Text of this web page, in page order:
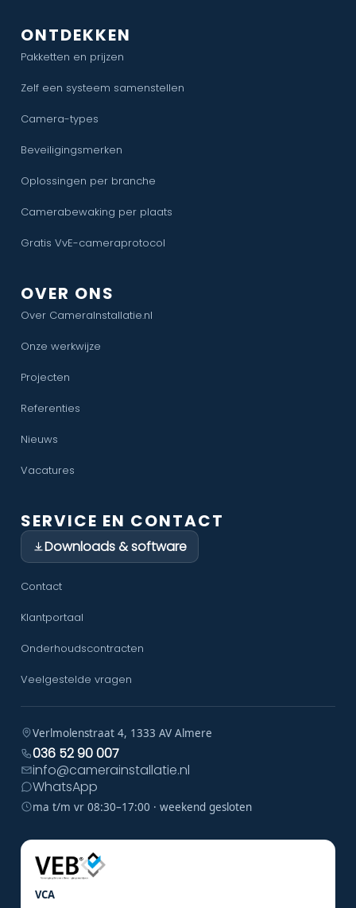
ONTDEKKEN
Pakketten en prijzen
Zelf een systeem samenstellen
Camera-types
Beveiligingsmerken
Oplossingen per branche
Camerabewaking per plaats
Gratis VvE-cameraprotocol
OVER ONS
Over CameraInstallatie.nl
Onze werkwijze
Projecten
Referenties
Nieuws
Vacatures
SERVICE EN CONTACT
Downloads & software
Contact
Klantportaal
Onderhoudscontracten
Veelgestelde vragen
Verlmolenstraat 4, 1333 AV Almere
036 52 90 007
info@camerainstallatie.nl
WhatsApp
ma t/m vr 08:30–17:00 · weekend gesloten
VCA